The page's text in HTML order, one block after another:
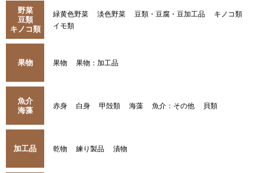
野菜
豆類
キノコ類
緑黄色野菜 淡色野菜 豆類・豆腐・豆加工品
キノコ類
イモ類
果物 果物 果物：加工品
魚介
海藻
赤身 白身 甲殻類 海藻 魚介：その他 貝類
加工品 乾物 練り製品 漬物